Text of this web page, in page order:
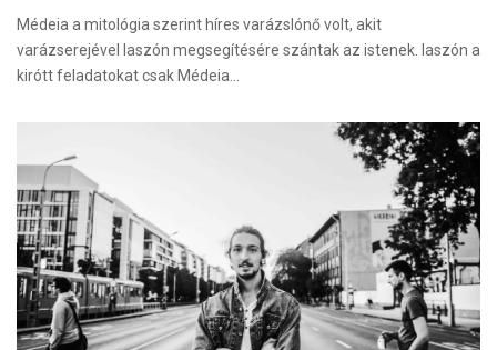
Médeia a mitológia szerint híres varázslónő volt, akit
varázserejével Iaszón megsegítésére szántak az istenek. Iaszón a
kirótt feladatokat csak Médeia…